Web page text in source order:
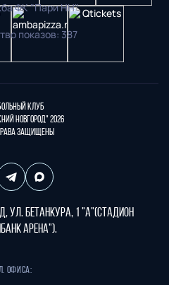
ФК "Пари НН"
показов: 387
клуб
Новгород" 2026
защищены
ул. Бетанкура, 1 "А"(стадион
АРЕНА").
офиса: